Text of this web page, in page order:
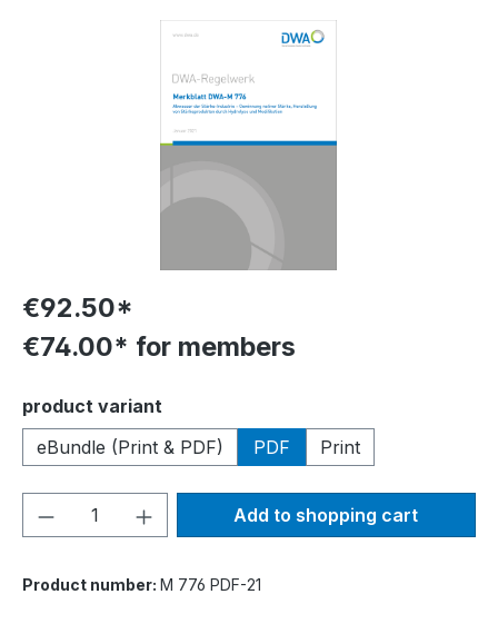
€92.50*
€74.00* for members
Select
product variant
eBundle (Print & PDF)
PDF Print
Product Quantity: Enter the desired
Add to shopping cart
Product number: M 776 PDF-21